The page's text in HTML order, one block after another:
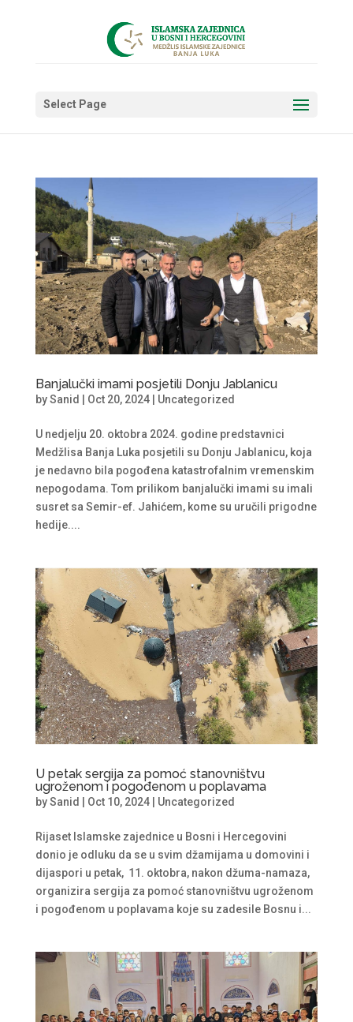
Select Page
Banjalučki imami posjetili Donju Jablanicu
bySanid Oct 20, 2024| Uncategorized
U nedjelju 20. oktobra 2024. godine predstavnici
Medžlisa Banja Luka posjetili su Donju Jablanicu, koja
je nedavno bila pogođena katastrofalnim vremenskim
nepogodama. Tom prilikom banjalučki imami su imali
susret sa Semir-ef. Jahićem, kome su uručili prigodne
hedije....
U petak sergija za pomoć stanovništvu
ugroženom i pogođenom u poplavama
bySanid Oct 10, 2024| Uncategorized
Rijaset Islamske zajednice u Bosni i Hercegovini
donio je odluku da se u svim džamijama u domovini i
dijaspori u petak, 11. oktobra, nakon džuma-namaza,
organizira sergija za pomoć stanovništvu ugroženom
i pogođenom u poplavama koje su zadesile Bosnu i...